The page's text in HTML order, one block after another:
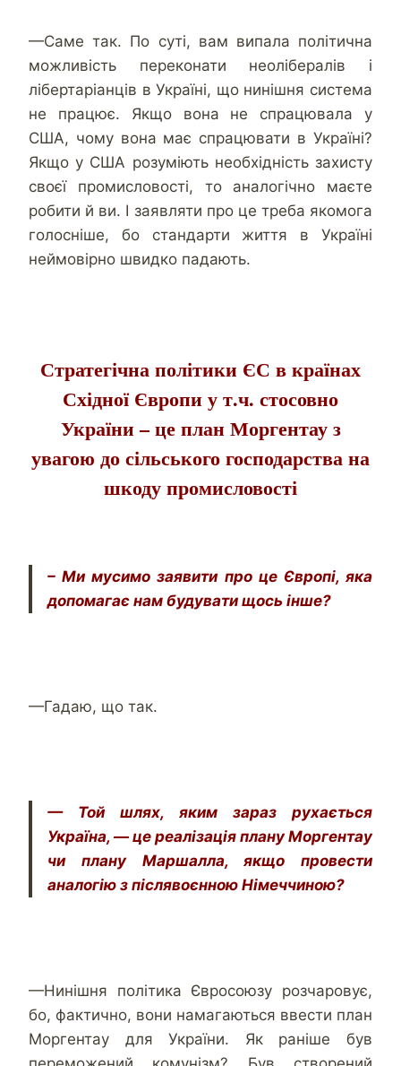
—Саме так. По суті, вам випала політична
можливість переконати неолібералів і
лібертаріанців в Україні, що нинішня система
не працює. Якщо вона не спрацювала у
США, чому вона має спрацювати в Україні?
Якщо у США розуміють необхідність захисту
своєї промисловості, то аналогічно маєте
робити й ви. І заявляти про це треба якомога
голосніше, бо стандарти життя в Україні
неймовірно швидко падають.
Стратегічна політики ЄС в країнах
Східної Європи у т.ч. стосовно
України – це план Моргентау з
увагою до сільського господарства на
шкоду промисловості
– Ми мусимо заявити про це Європі, яка
допомагає нам будувати щось інше?
—Гадаю, що так.
— Той шлях, яким зараз рухається
Україна, — це реалізація плану Моргентау
чи плану Маршалла, якщо провести
аналогію з післявоєнною Німеччиною?
—Нинішня політика Євросоюзу розчаровує,
бо, фактично, вони намагаються ввести план
Моргентау для України. Як раніше був